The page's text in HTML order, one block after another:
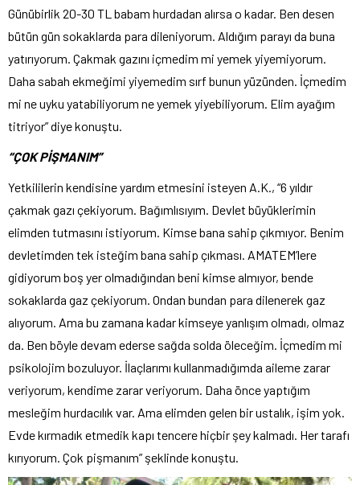
Günübirlik 20-30 TL babam hurdadan alırsa o kadar. Ben desen
bütün gün sokaklarda para dileniyorum. Aldığım parayı da buna
yatırıyorum. Çakmak gazını içmedim mi yemek yiyemiyorum.
Daha sabah ekmeğimi yiyemedim sırf bunun yüzünden. İçmedim
mi ne uyku yatabiliyorum ne yemek yiyebiliyorum. Elim ayağım
titriyor” diye konuştu.
“ÇOK PİŞMANIM”
Yetkililerin kendisine yardım etmesini isteyen A.K., “6 yıldır
çakmak gazı çekiyorum. Bağımlısıyım. Devlet büyüklerimin
elimden tutmasını istiyorum. Kimse bana sahip çıkmıyor. Benim
devletimden tek isteğim bana sahip çıkması. AMATEM’lere
gidiyorum boş yer olmadığından beni kimse almıyor, bende
sokaklarda gaz çekiyorum. Ondan bundan para dilenerek gaz
alıyorum. Ama bu zamana kadar kimseye yanlışım olmadı, olmaz
da. Ben böyle devam ederse sağda solda öleceğim. İçmedim mi
psikolojim bozuluyor. İlaçlarımı kullanmadığımda aileme zarar
veriyorum, kendime zarar veriyorum. Daha önce yaptığım
mesleğim hurdacılık var. Ama elimden gelen bir ustalık, işim yok.
Evde kırmadık etmedik kapı tencere hiçbir şey kalmadı. Her tarafı
kırıyorum. Çok pişmanım” şeklinde konuştu.